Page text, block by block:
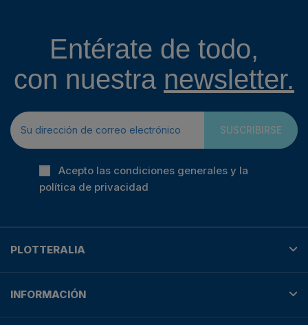
Entérate de todo,
con nuestra newsletter.
SUSCRIBIRSE
Acepto las condiciones generales y la
política de privacidad
PLOTTERALIA
INFORMACIÓN